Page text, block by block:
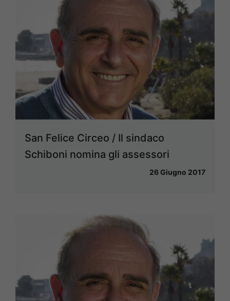
San Felice Circeo / Il sindaco
Schiboni nomina gli assessori
26 Giugno 2017